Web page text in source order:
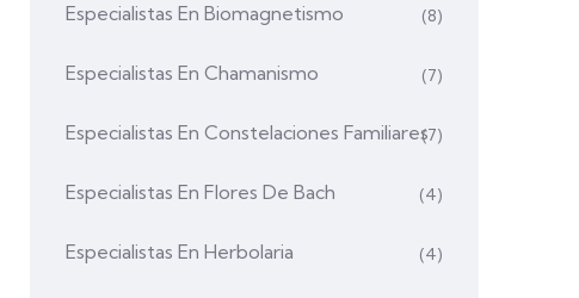
Especialistas En Biomagnetismo (8)
Especialistas En Chamanismo (7)
Especialistas En Constelaciones Familiares(7)
Especialistas En Flores De Bach (4)
Especialistas En Herbolaria (4)